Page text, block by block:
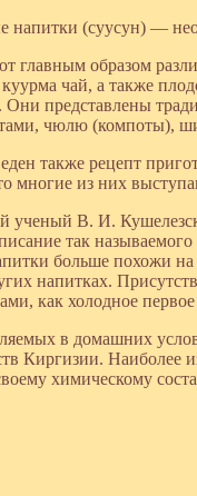
напитки (суусун) —
главным образом
чай, а также
Они представлены
чюлю (компоты),
также рецепт
многие из них
ученый В. И.
так
больше похожи
напитках.
как холодное
в домашних
Киргизии.
химическому